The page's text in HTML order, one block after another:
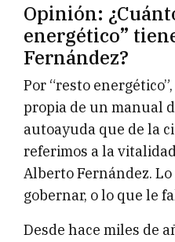
Opinión:
energético”
Fernández?
Por “resto
propia de un manual
autoayuda que de la
referimos a la
Alberto Fernández.
gobernar, o lo que le
Desde hace miles de